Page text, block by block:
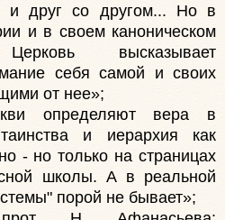
и друг со другом... Но в
и в своем каноническом
Церковь высказывает
себя самой и своих
от нее»;
определяют вера в
и иерархия как
- но только на страницах
школы. А в реальной
порой не бывает»;